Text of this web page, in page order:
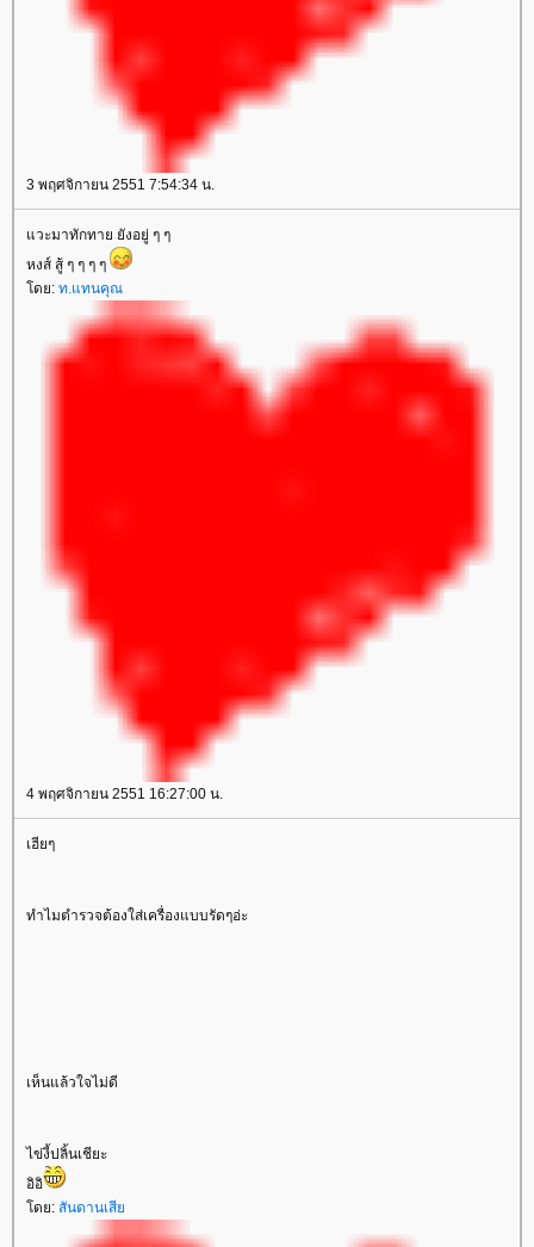
3 พฤศจิกายน 2551 7:54:34 น.
วะมาทักทาย ยังอยู่ ๆ ๆ
หงส์ สู้ ๆ ๆ ๆ ๆ
ดย: ท.แทนคุณ
4 พฤศจิกายน 2551 16:27:00 น.
เฮียๆ
ทำไมตำรวจต้องใส่เครื่องแบบรัดๆอ่ะ
เห็นแล้วใจไม่ดี
ไข่งี้ปลิ้นเชียะ
อิอิ
ดย: สันดานเสี